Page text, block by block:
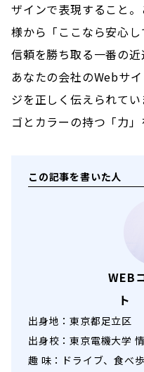
ザインで表現すること
様から「ここなら安心
信頼を勝ち取る一番の近
あなたの会社のWebサ
ジを正しく伝えられて
ゴとカラーの持つ「力
この記事を書いた人
WEB
ト
出身地：東京都足立区
出身校：東京電機大学
趣 味：ドライブ、食べ